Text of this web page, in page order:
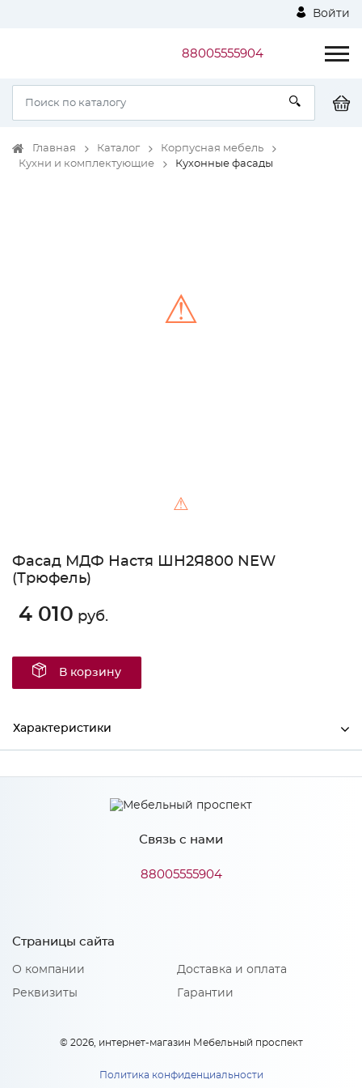
Войти
88005555904
Главная Каталог
Корпусная мебель
Кухни и комплектующие
Кухонные фасады
⚠
⚠
Фасад МДФ Настя ШН2Я800 NEW
(Трюфель)
4 010 руб.
В корзину
Характеристики
Производитель МиФ
Связь с нами
88005555904
Страницы сайта
О компании
Реквизиты
Доставка и оплата
Гарантии
© 2026, интернет-магазин Мебельный проспект
Политика конфиденциальности